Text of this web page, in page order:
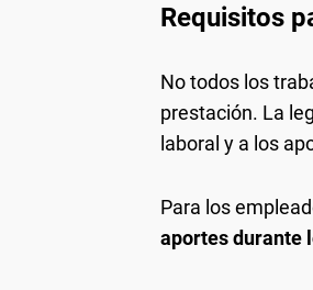
Requisitos
No todos los
prestación. La
laboral y a los
Para los
aportes durante